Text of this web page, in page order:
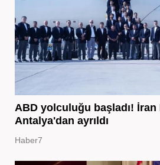
ABD yolculuğu başladı! İran
Antalya'dan ayrıldı
Haber7